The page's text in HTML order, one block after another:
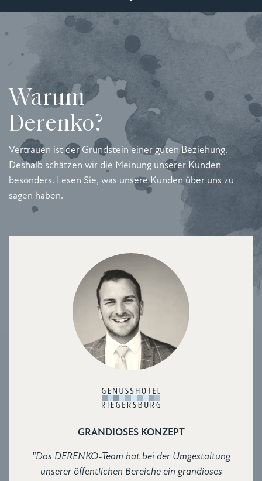
Warum
Derenko?
Vertrauen ist der Grundstein einer guten Beziehung.
Deshalb schätzen wir die Meinung unserer Kunden
besonders. Lesen Sie, was unsere Kunden über uns zu
sagen haben.
GRANDIOSES KONZEPT
"Das DERENKO-Team hat bei der Umgestaltung
unserer öffentlichen Bereiche ein grandioses